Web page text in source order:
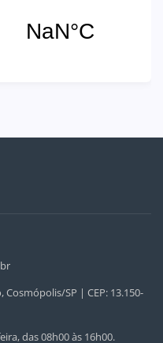
Cosmópolis/SP | CEP: 13.150-
das 08h00 às 16h00.